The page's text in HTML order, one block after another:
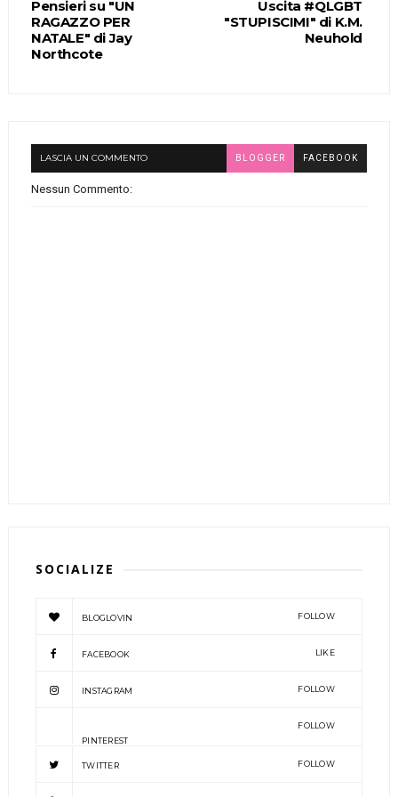
Uscita #QLGBT
"STUPISCIMI" di K.M.
Neuhold
Pensieri su "UN
RAGAZZO PER
NATALE" di Jay
Northcote
LASCIA UN COMMENTO BLOGGER FACEBOOK
Nessun Commento:
SOCIALIZE
BLOGLOVIN FOLLOW
FACEBOOK LIKE
INSTAGRAM FOLLOW
PINTEREST
FOLLOW
TWITTER FOLLOW